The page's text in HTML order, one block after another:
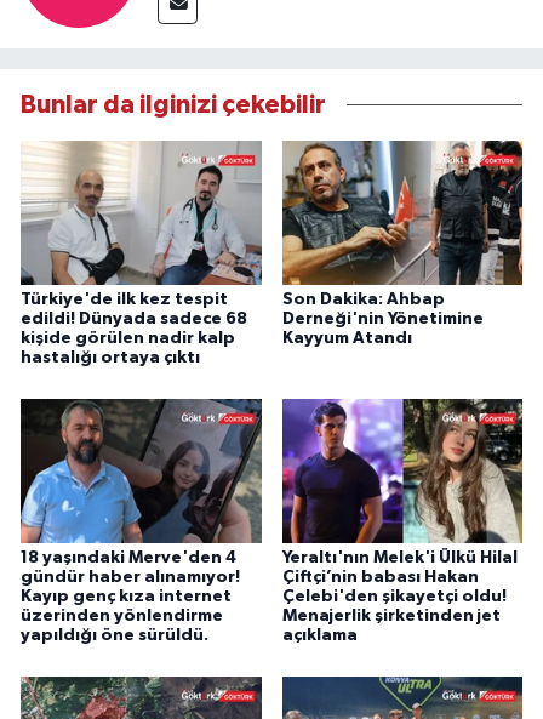
Bunlar da ilginizi çekebilir
Türkiye'de ilk kez tespit
edildi! Dünyada sadece 68
kişide görülen nadir kalp
hastalığı ortaya çıktı
Son Dakika: Ahbap
Derneği'nin Yönetimine
Kayyum Atandı
18 yaşındaki Merve'den 4
gündür haber alınamıyor!
Kayıp genç kıza internet
üzerinden yönlendirme
yapıldığı öne sürüldü.
Yeraltı'nın Melek'i Ülkü Hilal
Çiftçi’nin babası Hakan
Çelebi'den şikayetçi oldu!
Menajerlik şirketinden jet
açıklama